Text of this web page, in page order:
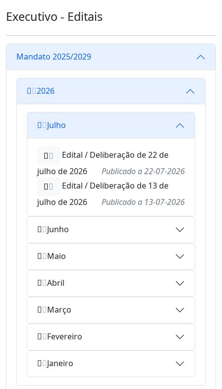
Executivo - Editais
Mandato 2025/2029
2026
Julho
Edital / Deliberação de 22 de
julho de 2026
Publicado a22-07-2026
Edital / Deliberação de 13 de
julho de 2026
Publicado a 13-07-2026
Junho
Maio
Abril
Março
Fevereiro
Janeiro